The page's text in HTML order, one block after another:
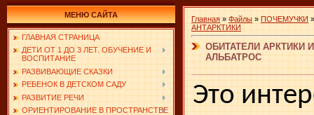
МЕНЮ САЙТА
ГЛАВНАЯ СТРАНИЦА
ДЕТИ ОТ 1 ДО 3 ЛЕТ. ОБУЧЕНИЕ И
ВОСПИТАНИЕ
РАЗВИВАЮЩИЕ СКАЗКИ
РЕБЕНОК В ДЕТСКОМ САДУ
РАЗВИТИЕ РЕЧИ
ОРИЕНТИРОВАНИЕ В ПРОСТРАНСТВЕ
Главная » Файлы » ПОЧЕМУЧКИ
АНТАРКТИКИ
ОБИТАТЕЛИ АРКТИКИ
АЛЬБАТРОС
Это